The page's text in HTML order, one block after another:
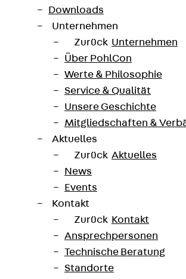
Downloads
Unternehmen
Zurück Unternehmen
Über PohlCon
Werte & Philosophie
Service & Qualität
Unsere Geschichte
Mitgliedschaften &
Aktuelles
Zurück Aktuelles
News
Events
Kontakt
Zurück Kontakt
Ansprechpersonen
Technische Beratung
Standorte